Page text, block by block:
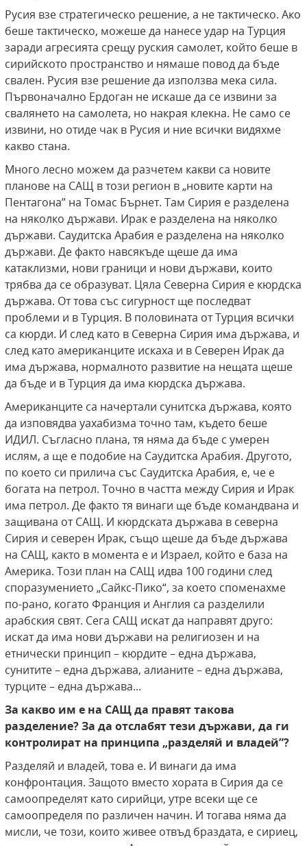
Русия взе стратегическо решение, а не тактическо. Ако
беше тактическо, можеше да нанесе удар на Турция
заради агресията срещу руския самолет, който беше в
сирийското пространство и нямаше повод да бъде
свален. Русия взе решение да използва мека сила.
Първоначално Ердоган не искаше да се извини за
свалянето на самолета, но накрая клекна. Не само се
извини, но отиде чак в Русия и ние всички видяхме
какво стана.
Много лесно можем да разчетем какви са новите
планове на САЩ в този регион в „новите карти на
Пентагона” на Томас Бърнет. Там Сирия е разделена
на няколко държави. Ирак е разделена на няколко
държави. Саудитска Арабия е разделена на няколко
държави. Де факто навсякъде щеше да има
катаклизми, нови граници и нови държави, които
трябва да се образуват. Цяла Северна Сирия е кюрдска
държава. От това със сигурност ще последват
проблеми и в Турция. В половината от Турция всички
са кюрди. И след като в Северна Сирия има държава, и
след като американците искаха и в Северен Ирак да
има държава, нормалното развитие на нещата щеше
да бъде и в Турция да има кюрдска държава.
Американците са начертали сунитска държава, която
да изповядва уахабизма точно там, където беше
ИДИЛ. Съгласно плана, тя няма да бъде с умерен
ислям, а ще е подобие на Саудитска Арабия. Другото,
по което си прилича със Саудитска Арабия, е, че е
богата на петрол. Точно в частта между Сирия и Ирак
има петрол. Де факто тя винаги ще бъде командвана и
защивана от САЩ. И кюрдската държава в северна
Сирия и северен Ирак, също щеше да бъде държава
на САЩ, както в момента е и Израел, който е база на
Америка. Този план на САЩ идва 100 години след
споразумението „Сайкс-Пико“, за което споменахме
по-рано, когато Франция и Англия са разделили
арабския свят. Сега САЩ искат да направят друго:
искат да има нови държави на религиозен и на
етнически принцип – кюрдите – една държава,
сунитите – една държава, алианите – една държава,
турците – една държава...
За какво им е на САЩ да правят такова
разделение? За да отслабят тези държави, да ги
контролират на принципа „разделяй и владей”?
Разделяй и владей, това е. И винаги да има
конфронтация. Защото вместо хората в Сирия да се
самоопределят като сирийци, утре всеки ще се
самоопределя по различен начин. И тогава няма да
мисли, че този, които живее отвъд браздата, е сириец,